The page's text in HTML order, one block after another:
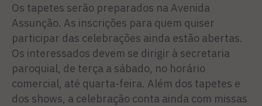
Os tapetes serão preparados na Avenida
Assunção. As inscrições para quem quiser
participar das celebrações ainda estão abertas.
Os interessados devem se dirigir à secretaria
paroquial, de terça a sábado, no horário
comercial, até quarta-feira. Além dos tapetes e
dos shows, a celebração conta ainda com missas